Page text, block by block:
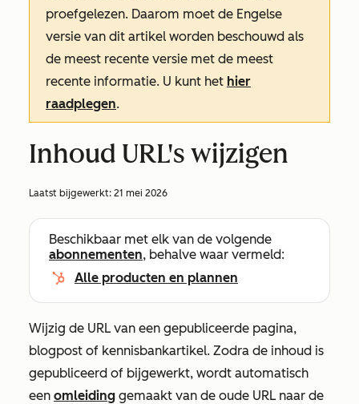
proefgelezen. Daarom moet de Engelse
versie van dit artikel worden beschouwd als
de meest recente versie met de meest
recente informatie. U kunt het hier
raadplegen.
Inhoud URL's wijzigen
Laatst bijgewerkt: 21 mei 2026
Beschikbaar met elk van de volgende
abonnementen, behalve waar vermeld:
Alle producten en plannen
Wijzig de URL van een gepubliceerde pagina,
blogpost of kennisbankartikel. Zodra de inhoud is
gepubliceerd of bijgewerkt, wordt automatisch
een omleiding gemaakt van de oude URL naar de